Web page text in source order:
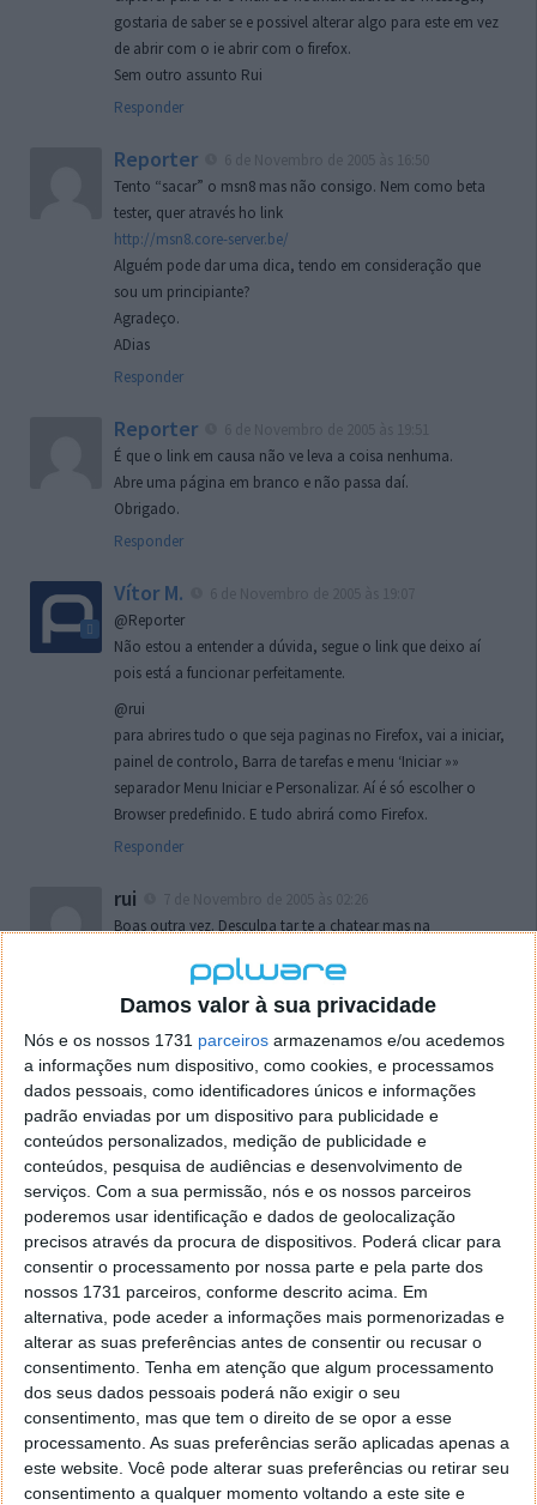
Damos valor à sua privacidade
Nós e os nossos 1731 parceiros armazenamos e/ou acedemos
a informações num dispositivo, como cookies, e processamos
dados pessoais, como identificadores únicos e informações
padrão enviadas por um dispositivo para publicidade e
conteúdos personalizados, medição de publicidade e
conteúdos, pesquisa de audiências e desenvolvimento de
serviços. Com a sua permissão, nós e os nossos parceiros
poderemos usar identificação e dados de geolocalização
precisos através da procura de dispositivos. Poderá clicar para
consentir o processamento por nossa parte e pela parte dos
nossos 1731 parceiros, conforme descrito acima. Em
alternativa, pode aceder a informações mais pormenorizadas e
alterar as suas preferências antes de consentir ou recusar o
consentimento. Tenha em atenção que algum processamento
dos seus dados pessoais poderá não exigir o seu
consentimento, mas que tem o direito de se opor a esse
processamento. As suas preferências serão aplicadas apenas a
este website. Você pode alterar suas preferências ou retirar seu
consentimento a qualquer momento voltando a este site e
gostaria de saber se e possivel alterar algo para este em vez
de abrir com o ie abrir com o firefox.
Sem outro assunto Rui
Responder
Reporter
Tento “sacar” o msn8 mas não consigo. Nem como beta
tester, quer através ho link
http://msn8.core-server.be/
Alguém pode dar uma dica, tendo em consideração que
sou um principiante?
Agradeço.
ADias
Responder
Reporter
É que o link em causa não ve leva a coisa nenhuma.
Abre uma página em branco e não passa daí.
Obrigado.
Responder
Vítor M.
@Reporter
Não estou a entender a dúvida, segue o link que deixo aí
pois está a funcionar perfeitamente.
@rui
para abrires tudo o que seja paginas no Firefox, vai a iniciar,
painel de controlo, Barra de tarefas e menu ‘Iniciar »»
separador Menu Iniciar e Personalizar. Aí é só escolher o
Browser predefinido. E tudo abrirá como Firefox.
Responder
rui
Boas outra vez. Desculpa tar te a chatear mas na
o firefox como browser predefenido
de control tudo e nada. Tou a comecar a desesperar, ate ja
tentei apagar o explorer na tentativa de forçar o uso do
firefox mas em vao. Kaso te lembres de outra dica fico
agradecido, caso contrario obrigado a mesma
Responder
Vítor M.
7 de Novembro de 2005 às 01:39
@Reporter
Desculpa mas o link funciona. Seja como for segue por mail
o MSn Messenger 8.
Responder
Vítor M.
7 de Novembro de 2005 às 11:21
@Rui
Tens de encontrar o que te falei. Faz da seguinte maneira,
janela iniciar e no topo dessa janela com o botão direito do
rato faz propriedades. Depois no separador Menu ‘Iniciar’
clica no botão ‘Personalizar’ aí encontrarás no separador
geral a opção para escolheres o Browser com que queres